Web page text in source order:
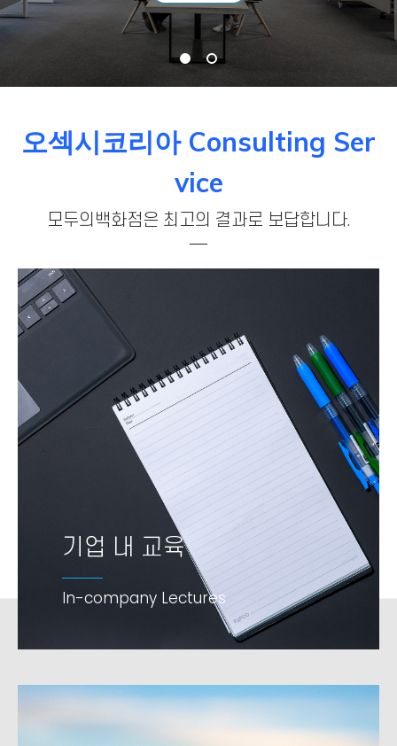
오섹시코리아 Consulting Ser
vice
모두의백화점은 최고의 결과로 보답합니다.
기업 내 교육
In-company Lectures
add
기업 내 교육
In-company Lectures